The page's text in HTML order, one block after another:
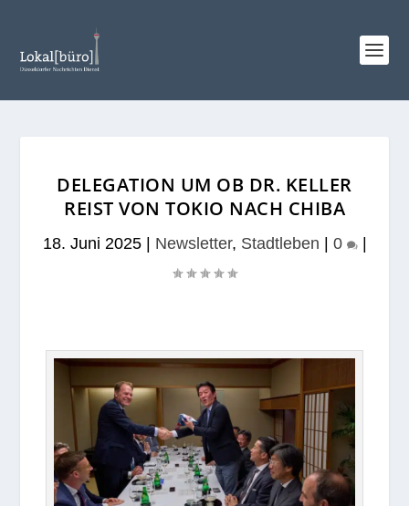
DELEGATION UM OB DR. KELLER
REIST VON TOKIO NACH CHIBA
18. Juni 2025| Newsletter, Stadtleben 0 |